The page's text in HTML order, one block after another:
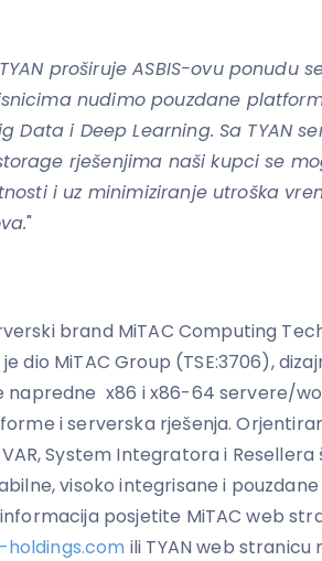
proširuje ASBIS-ovu ponudu
nudimo pouzdane
Data i Deep Learning. Sa TYAN
rješenjima naši kupci se
i uz minimiziranje utroška
"
brand MiTAC Computing
dio MiTAC Group (TSE:3706),
napredne x86 i x86-64 servere/
i serverska rješenja.
System Integratora i Resellera
visoko integrisane i
posjetite MiTAC web
ili TYAN web stranicu